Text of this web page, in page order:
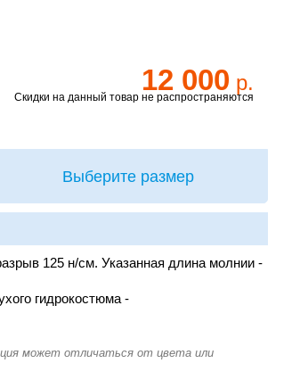
12 000 р.
Скидки на данный товар не распространяются
Выберите размер
125 н/см. Указанная длина молнии -
гидрокостюма -